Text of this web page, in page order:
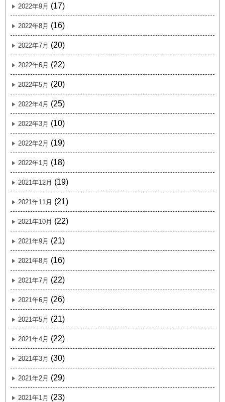
2022年9月 (17)
2022年8月 (16)
2022年7月 (20)
2022年6月 (22)
2022年5月 (20)
2022年4月 (25)
2022年3月 (10)
2022年2月 (19)
2022年1月 (18)
2021年12月 (19)
2021年11月 (21)
2021年10月 (22)
2021年9月 (21)
2021年8月 (16)
2021年7月 (22)
2021年6月 (26)
2021年5月 (21)
2021年4月 (22)
2021年3月 (30)
2021年2月 (29)
2021年1月 (23)